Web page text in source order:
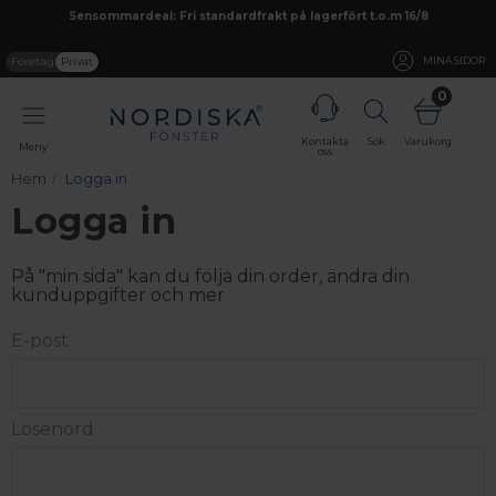
Sensommardeal: Fri standardfrakt på lagerfört t.o.m 16/8
Företag Privat MINA SIDOR
Meny
Kontakta
oss
Sök
0
Varukorg
Hem Logga in
Logga in
På "min sida" kan du följa din order, ändra din
kunduppgifter och mer
E-post
Lösenord